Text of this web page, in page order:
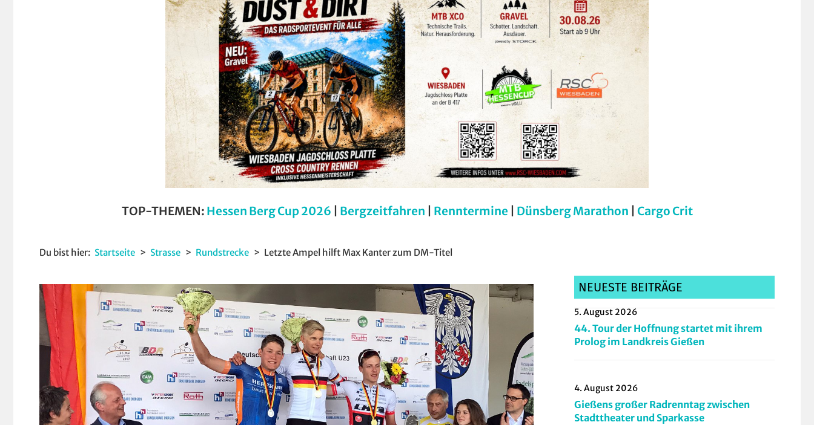
TOP-THEMEN: Hessen Berg Cup 2026 Bergzeitfahren Renntermine Dünsberg Marathon Cargo Crit
Du bist hier: Startseite Strasse Rundstrecke Letzte Ampel hilft Max Kanter zum DM-Titel
NEUESTE BEITRÄGE
5. August 2026
44. Tour der Hoffnung startet mit ihrem
Prolog im Landkreis Gießen
4. August 2026
Gießens großer Radrenntag zwischen
Stadttheater und Sparkasse